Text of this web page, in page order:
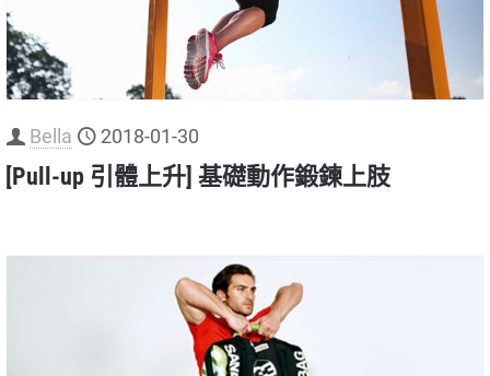
Bella 2018-01-30
[Pull-up 引體上升] 基礎動作鍛鍊上肢